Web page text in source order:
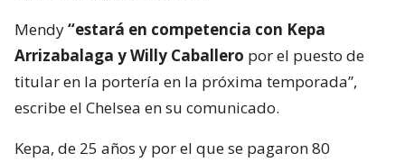
Mendy“estará en competencia con Kepa
Arrizabalaga y Willy Caballero por el puesto de
titular en la portería en la próxima temporada”,
escribe el Chelsea en su comunicado.
Kepa, de 25 años y por el que se pagaron 80